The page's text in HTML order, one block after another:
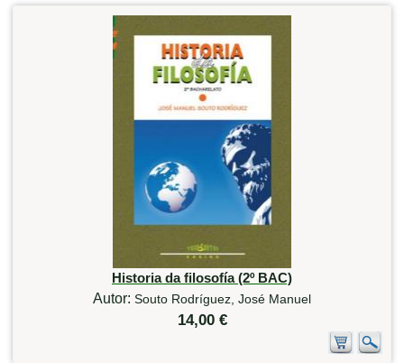
Historia da filosofía (2º BAC)
Autor: Souto Rodríguez, José Manuel
14,00 €